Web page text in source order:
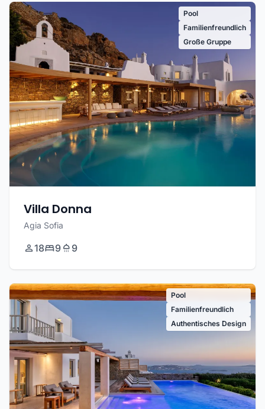
Pool
Familienfreundlich
Große Gruppe
Villa Donna
Agia Sofia
18 9 9
Pool
Familienfreundlich
Authentisches Design